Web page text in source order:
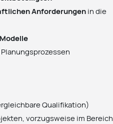
Anforderungen in die
Qualifikation)
vorzugsweise im Bereich